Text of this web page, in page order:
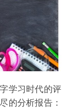
学习时代的评
的分析报告：